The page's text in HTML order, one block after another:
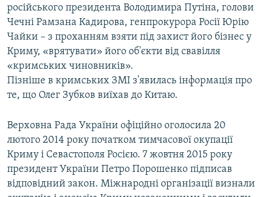
російського президента Володимира Путіна, голови
Чечні Рамзана Кадирова, генпрокурора Росії Юрію
Чайки – з проханням взяти під захист його бізнес у
Криму, «врятувати» його об'єкти від свавілля
«кримських чиновників».
Пізніше в кримських ЗМІ з'явилась інформація про
те, що Олег Зубков виїхав до Китаю.
Верховна Рада України офіційно оголосила 20
лютого 2014 року початком тимчасової окупації
Криму і Севастополя Росією. 7 жовтня 2015 року
президент України Петро Порошенко підписав
відповідний закон. Міжнародні організації визнали